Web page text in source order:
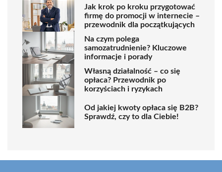
Jak krok po kroku przygotować
firmę do promocji w internecie –
przewodnik dla początkujących
Na czym polega
samozatrudnienie? Kluczowe
informacje i porady
Własną działalność – co się
opłaca? Przewodnik po
korzyściach i ryzykach
Od jakiej kwoty opłaca się B2B?
Sprawdź, czy to dla Ciebie!